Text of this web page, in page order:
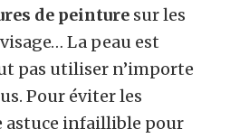
de peinture sur les
La peau est
pas utiliser n’importe
Pour éviter les
infaillible pour